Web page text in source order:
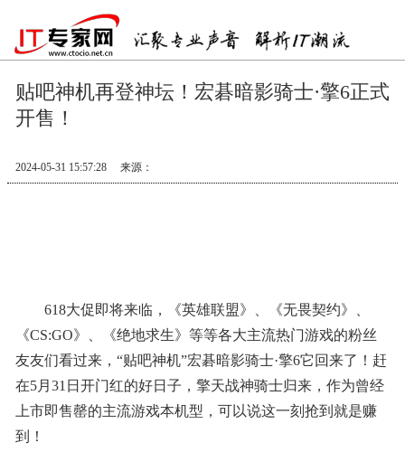
贴吧神机再登神坛！宏碁暗影骑士·擎6正式
开售！
2024-05-31 15:57:28 来源：
618大促即将来临，《英雄联盟》、《无畏契约》、
《CS:GO》、《绝地求生》等等各大主流热门游戏的粉丝
友友们看过来，“贴吧神机”宏碁暗影骑士·擎6它回来了！赶
在5月31日开门红的好日子，擎天战神骑士归来，作为曾经
上市即售罄的主流游戏本机型，可以说这一刻抢到就是赚
到！